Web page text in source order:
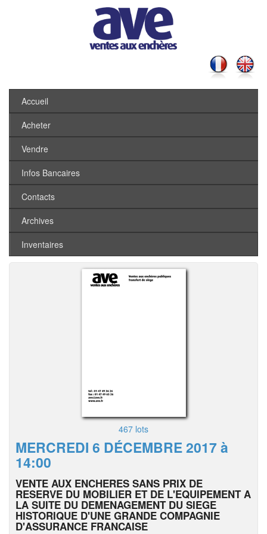
Accueil
Acheter
Vendre
Infos Bancaires
Contacts
Archives
Inventaires
467 lots
MERCREDI 6 DÉCEMBRE 2017 à
14:00
VENTE AUX ENCHERES SANS PRIX DE
RESERVE DU MOBILIER ET DE L'EQUIPEMENT A
LA SUITE DU DEMENAGEMENT DU SIEGE
HISTORIQUE D'UNE GRANDE COMPAGNIE
D'ASSURANCE FRANCAISE